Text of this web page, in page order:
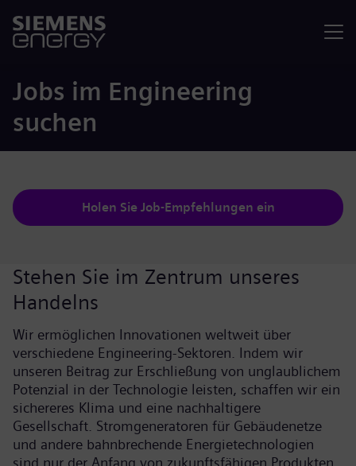
Jobs im Engineering
suchen
Holen Sie Job-Empfehlungen ein
Stehen Sie im Zentrum unseres
Handelns
Wir ermöglichen Innovationen weltweit über
verschiedene Engineering-Sektoren. Indem wir
unseren Beitrag zur Erschließung von unglaublichem
Potenzial in der Technologie leisten, schaffen wir ein
sichereres Klima und eine nachhaltigere
Gesellschaft. Stromgeneratoren für Gebäudenetze
und andere bahnbrechende Energietechnologien
sind nur der Anfang von zukunftsfähigen Produkten